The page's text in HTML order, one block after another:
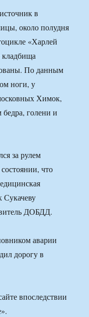
в
около полудня
«Харлей
По данным
ноги, у
Химок,
голени и
за рулем
что
Сукачеву
ДОБДД.
аварии
дорогу в
впоследствии